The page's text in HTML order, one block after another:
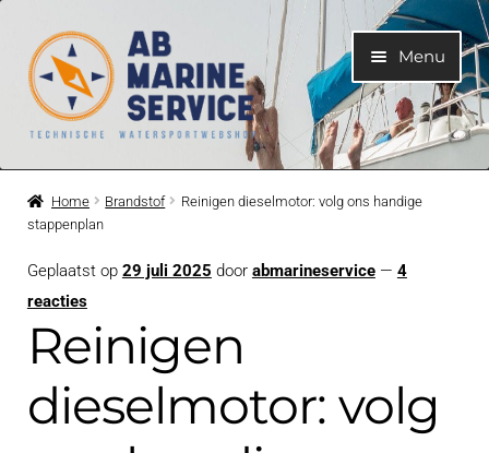
Ga
door
naar
navigatie
Ga
naar
de
inhoud
Menu
Home
Motoren
Motoronderdelen
Bootelektra
Koelwatersysteem
Submenu
Home Brandstof
Reinigen dieselmotor: volg ons handige
stappenplan
Geplaatst op 29 juli 2025 door abmarineservice — 4
reacties
Reinigen
dieselmotor: volg